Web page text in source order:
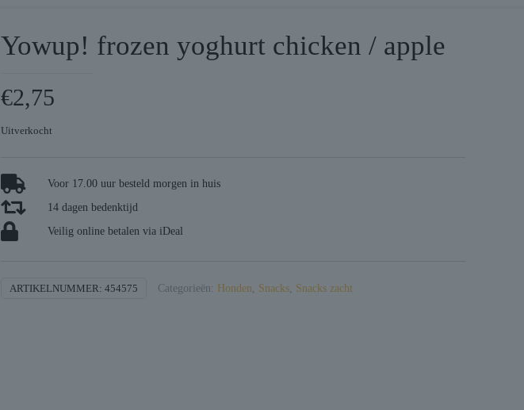
Yowup! frozen yoghurt chicken / apple
€2,75
Uitverkocht
Voor 17.00 uur besteld morgen in huis
14 dagen bedenktijd
Veilig online betalen via iDeal
ARTIKELNUMMER: 454575 Categorieën: Honden Snacks Snacks zacht